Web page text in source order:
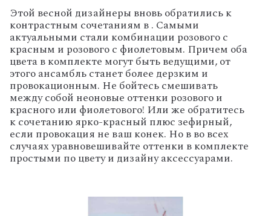
Этой весной дизайнеры вновь обратились к
контрастным сочетаниям в . Самыми
актуальными стали комбинации розового с
красным и розового с фиолетовым. Причем оба
цвета в комплекте могут быть ведущими, от
этого ансамбль станет более дерзким и
провокационным. Не бойтесь смешивать
между собой неоновые оттенки розового и
красного или фиолетового! Или же обратитесь
к сочетанию ярко-красный плюс зефирный,
если провокация не ваш конек. Но в во всех
случаях уравновешивайте оттенки в комплекте
простыми по цвету и дизайну аксессуарами.